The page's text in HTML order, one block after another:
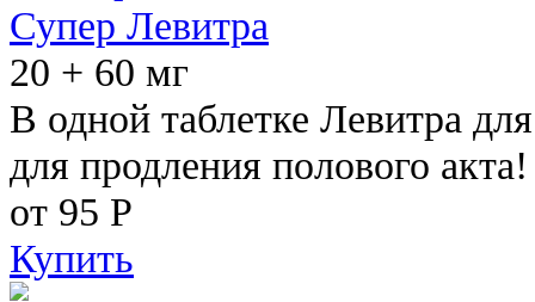
Супер Левитра
20 + 60 мг
В одной таблетке Левитра
для продления полового акта!
от 95 Р
Купить